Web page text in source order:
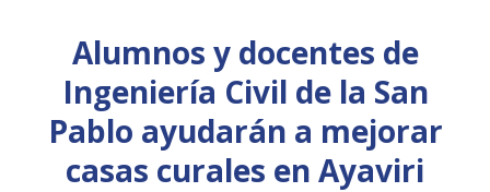
Investigación
Servicio y proyección a la sociedad
Alumnos Profesores Antiguos Alumnos Padres
Empresas
Alumnos y docentes de
Ingeniería Civil de la San
Pablo ayudarán a mejorar
casas curales en Ayaviri